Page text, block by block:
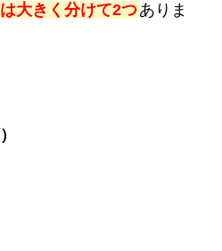
大きく分けて2つありま